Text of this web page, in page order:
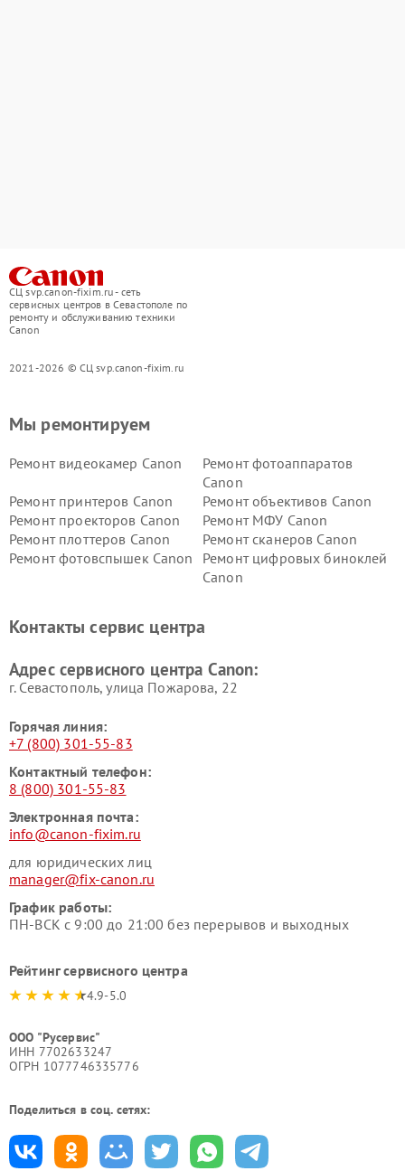
СЦ svp.canon-fixim.ru - сеть
сервисных центров в Севастополе по
ремонту и обслуживанию техники
Canon
2021-2026 © СЦ svp.canon-fixim.ru
Мы ремонтируем
Ремонт видеокамер Canon
Ремонт фотоаппаратов
Canon
Ремонт принтеров Canon
Ремонт объективов Canon
Ремонт проекторов Canon
Ремонт МФУ Canon
Ремонт плоттеров Canon
Ремонт сканеров Canon
Ремонт фотовспышек Canon
Ремонт цифровых биноклей
Canon
Контакты сервис центра
Адрес сервисного центра Canon:
г. Севастополь, улица Пожарова, 22
Горячая линия:
+7 (800) 301-55-83
Контактный телефон:
8 (800) 301-55-83
Электронная почта:
info@canon-fixim.ru
для юридических лиц
manager@fix-canon.ru
График работы:
ПН-ВСК с 9:00 до 21:00 без перерывов и выходных
Рейтинг сервисного центра
4.9-5.0
ООО "Русервис"
ИНН 7702633247
ОГРН 1077746335776
Поделиться в соц. сетях: